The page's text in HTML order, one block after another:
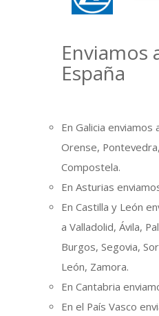
Enviamos
España
En Galicia enviamos
Orense,
Compostela.
En Asturias
En Castilla y León
a Valladolid, Ávila,
Burgos, Segovia,
León, Zamora.
En Cantabria
En el País Vasco